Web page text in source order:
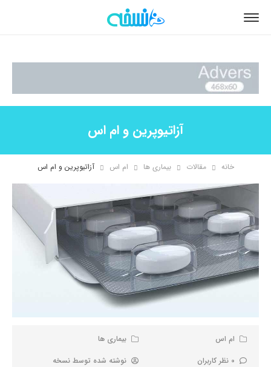
آزاتیوپرین و ام اس
خانه مقالات بیماری ها ام اس آزاتیوپرین و ام اس
ام اس
بیماری ها
0 نظر کاربران
نوشته شده توسط نسخه